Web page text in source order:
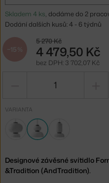
Skladem 4 ks, dodáme do 2
Dodání dalších kusů: 4 - 6 týdnů
−15 %
5 270 Kč
4 479,50 Kč
bez DPH: 3 702,07 Kč
VARIANTA
Designové závěsné svítidlo
&Tradition (AndTradition).